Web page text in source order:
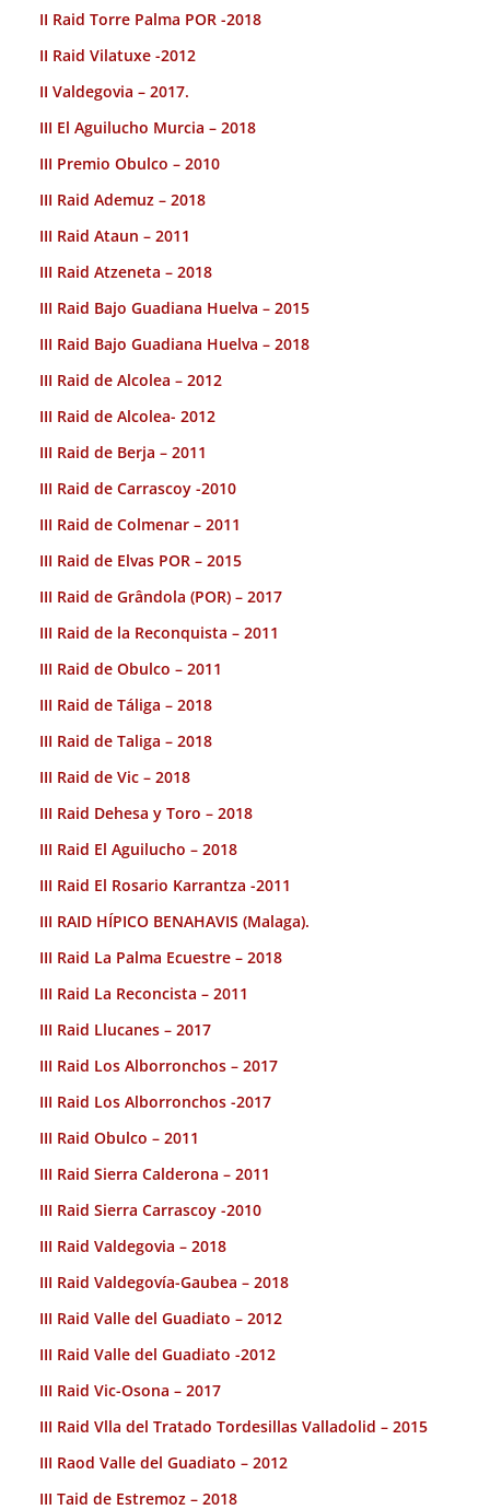
II Raid Torre Palma POR -2018
II Raid Vilatuxe -2012
II Valdegovia – 2017.
III El Aguilucho Murcia – 2018
III Premio Obulco – 2010
III Raid Ademuz – 2018
III Raid Ataun – 2011
III Raid Atzeneta – 2018
III Raid Bajo Guadiana Huelva – 2015
III Raid Bajo Guadiana Huelva – 2018
III Raid de Alcolea – 2012
III Raid de Alcolea- 2012
III Raid de Berja – 2011
III Raid de Carrascoy -2010
III Raid de Colmenar – 2011
III Raid de Elvas POR – 2015
III Raid de Grândola (POR) – 2017
III Raid de la Reconquista – 2011
III Raid de Obulco – 2011
III Raid de Táliga – 2018
III Raid de Taliga – 2018
III Raid de Vic – 2018
III Raid Dehesa y Toro – 2018
III Raid El Aguilucho – 2018
III Raid El Rosario Karrantza -2011
III RAID HÍPICO BENAHAVIS (Malaga).
III Raid La Palma Ecuestre – 2018
III Raid La Reconcista – 2011
III Raid Llucanes – 2017
III Raid Los Alborronchos – 2017
III Raid Los Alborronchos -2017
III Raid Obulco – 2011
III Raid Sierra Calderona – 2011
III Raid Sierra Carrascoy -2010
III Raid Valdegovia – 2018
III Raid Valdegovía-Gaubea – 2018
III Raid Valle del Guadiato – 2012
III Raid Valle del Guadiato -2012
III Raid Vic-Osona – 2017
III Raid Vlla del Tratado Tordesillas Valladolid – 2015
III Raod Valle del Guadiato – 2012
III Taid de Estremoz – 2018